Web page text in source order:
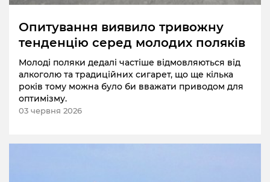
Опитування виявило тривожну
тенденцію серед молодих поляків
Молоді поляки дедалі частіше відмовляються від
алкоголю та традиційних сигарет, що ще кілька
років тому можна було би вважати приводом для
оптимізму.
03 червня 2026